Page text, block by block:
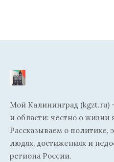
Мой Калининград (kgzt.ru)
и области: честно о жизни
Рассказываем о политике,
людях, достижениях и
региона России.